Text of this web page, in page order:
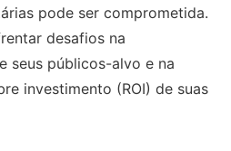
pode ser comprometida.
desafios na
seus públicos-alvo e na
investimento (ROI) de suas